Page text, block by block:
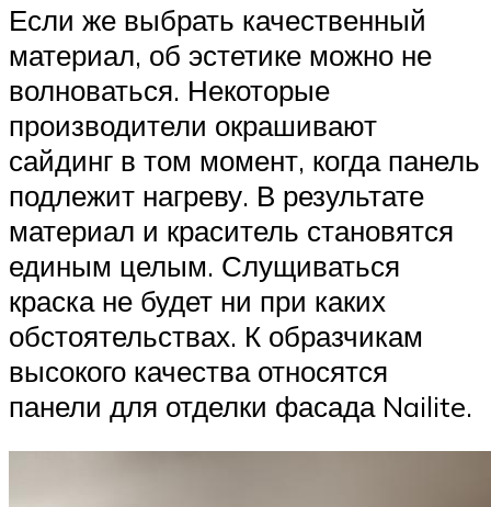
Если же выбрать качественный
материал, об эстетике можно не
волноваться. Некоторые
производители окрашивают
сайдинг в том момент, когда панель
подлежит нагреву. В результате
материал и краситель становятся
единым целым. Слущиваться
краска не будет ни при каких
обстоятельствах. К образчикам
высокого качества относятся
панели для отделки фасада Nailite.